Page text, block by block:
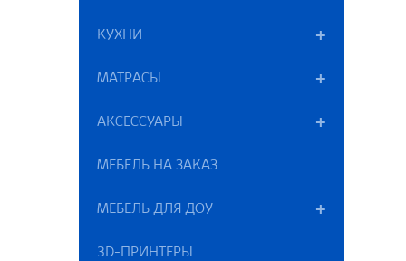
КУХНИ
МАТРАСЫ
АКСЕССУАРЫ
МЕБЕЛЬ НА ЗАКАЗ
МЕБЕЛЬ ДЛЯ ДОУ
3D-ПРИНТЕРЫ